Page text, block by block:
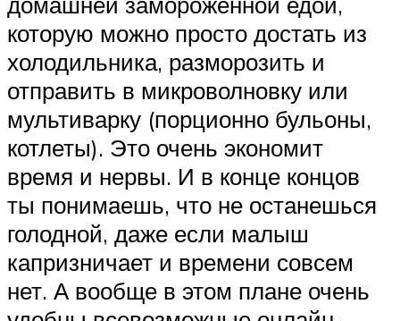
которую можно просто достать из
холодильника, разморозить и
отправить в микроволновку или
мультиварку (порционно бульоны,
котлеты). Это очень экономит
время и нервы. И в конце концов
ты понимаешь, что не останешься
голодной, даже если малыш
капризничает и времени совсем
нет. А вообще в этом плане очень